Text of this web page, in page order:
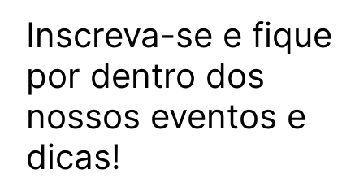
Inscreva-se e fique
por dentro dos
nossos eventos e
dicas!